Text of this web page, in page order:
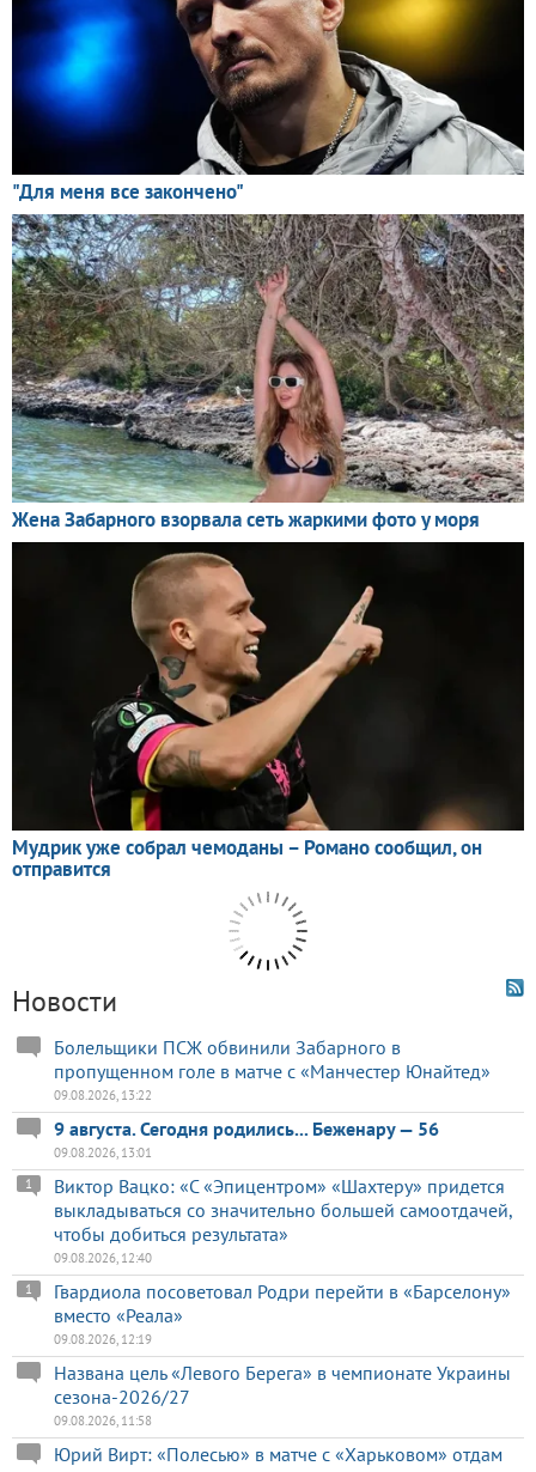
Новости
Болельщики ПСЖ обвинили Забарного в
пропущенном голе в матче с «Манчестер Юнайтед»
09.08.2026, 13:22
9 августа. Сегодня родились... Беженару — 56
09.08.2026, 13:01
Виктор Вацко: «С «Эпицентром» «Шахтеру» придется
выкладываться со значительно большей самоотдачей,
чтобы добиться результата»
1
09.08.2026, 12:40
Гвардиола посоветовал Родри перейти в «Барселону»
вместо «Реала»
1
09.08.2026, 12:19
Названа цель «Левого Берега» в чемпионате Украины
сезона-2026/27
09.08.2026, 11:58
Юрий Вирт: «Полесью» в матче с «Харьковом» отдам